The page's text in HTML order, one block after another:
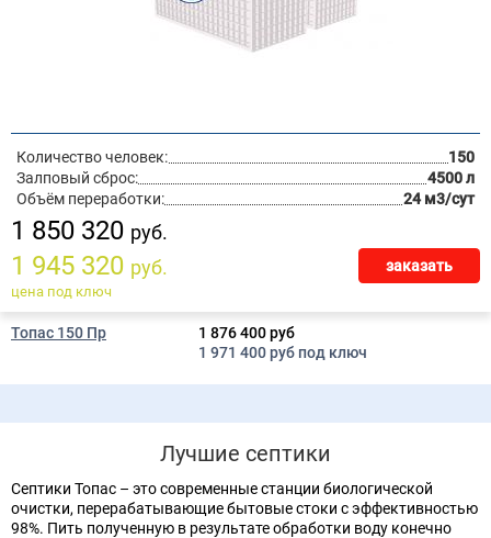
Количество человек:
150
Залповый сброс:
4500 л
Объём переработки:
24 м3/сут
1 850 320 руб.
1 945 320 руб. заказать
цена под ключ
Топас 150 Пр
1 876 400 руб
1 971 400 руб под ключ
Лучшие септики
Септики Топас – это современные станции биологической
очистки, перерабатывающие бытовые стоки с эффективностью
98%. Пить полученную в результате обработки воду конечно